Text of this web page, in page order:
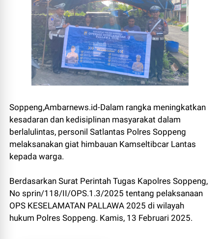
Soppeng,Ambarnews.id-Dalam rangka meningkatkan
kesadaran dan kedisiplinan masyarakat dalam
berlalulintas, personil Satlantas Polres Soppeng
melaksanakan giat himbauan Kamseltibcar Lantas
kepada warga.
Berdasarkan Surat Perintah Tugas Kapolres Soppeng,
No sprin/118/II/OPS.1.3/2025 tentang pelaksanaan
OPS KESELAMATAN PALLAWA 2025 di wilayah
hukum Polres Soppeng. Kamis, 13 Februari 2025.